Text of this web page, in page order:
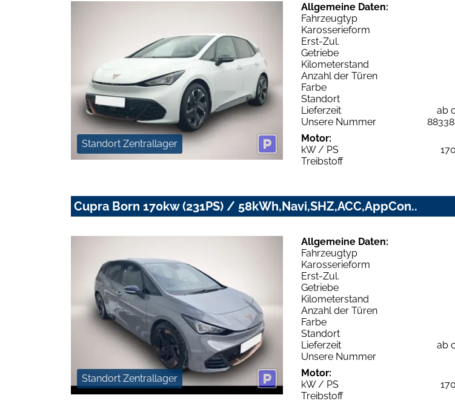
Standort Zentrallager
Allgemeine Daten:
Fahrzeugtyp
Karosserieform
Erst-Zul.
Getriebe
Kilometerstand
Anzahl der Türen
Farbe
Standort
Lieferzeit
ab
Unsere Nummer
Motor:
kW / PS
Treibstoff
Cupra Born 170kw (231PS) / 58kWh,Navi,SHZ,ACC,AppCon..
Standort Zentrallager
Allgemeine Daten:
Fahrzeugtyp
Karosserieform
Erst-Zul.
Getriebe
Kilometerstand
Anzahl der Türen
Farbe
Standort
Lieferzeit
ab
Unsere Nummer
Motor:
kW / PS
Treibstoff